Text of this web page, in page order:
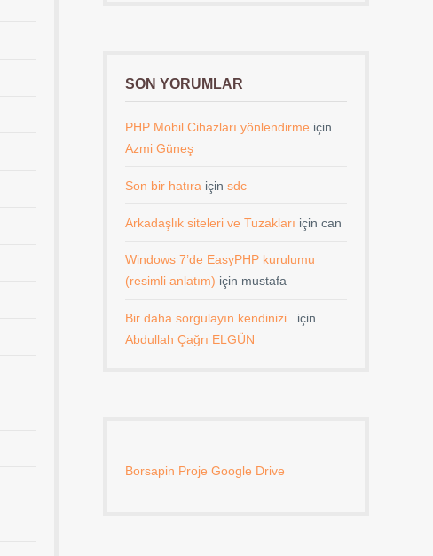
SON YORUMLAR
PHP Mobil Cihazları yönlendirme için
Azmi Güneş
Son bir hatıra için sdc
Arkadaşlık siteleri ve Tuzakları için can
Windows 7’de EasyPHP kurulumu
(resimli anlatım) için mustafa
Bir daha sorgulayın kendinizi..
için
Abdullah Çağrı ELGÜN
Borsapin Proje Google Drive